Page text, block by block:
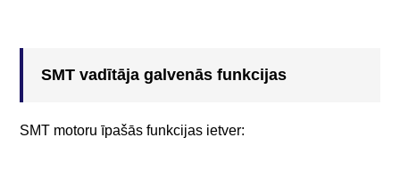
SMT vadītāja galvenās funkcijas
SMT motoru īpašās funkcijas ietver: